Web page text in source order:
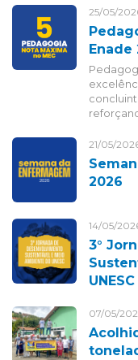
25/05/
Enade
21/05/
2026
14/05/
3°
UNESC
07/05/